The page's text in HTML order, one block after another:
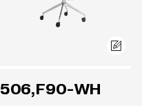
506,F90-WH